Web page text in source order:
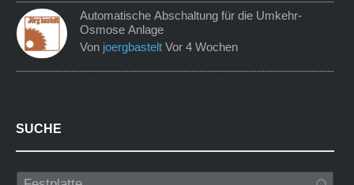
Automatische Abschaltung für die Umkehr-
Osmose Anlage
Von joergbastelt Vor 4 Wochen
SUCHE